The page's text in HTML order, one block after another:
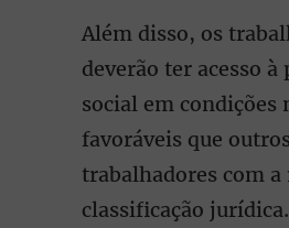
Além disso, os
deverão ter acesso à
social em condições
favoráveis que outros
trabalhadores com a
classificação jurídica.